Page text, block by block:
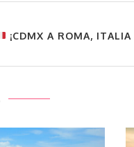
¡CDMX A ROMA, ITALIA